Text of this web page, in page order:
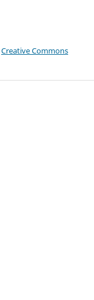
Creative Commons